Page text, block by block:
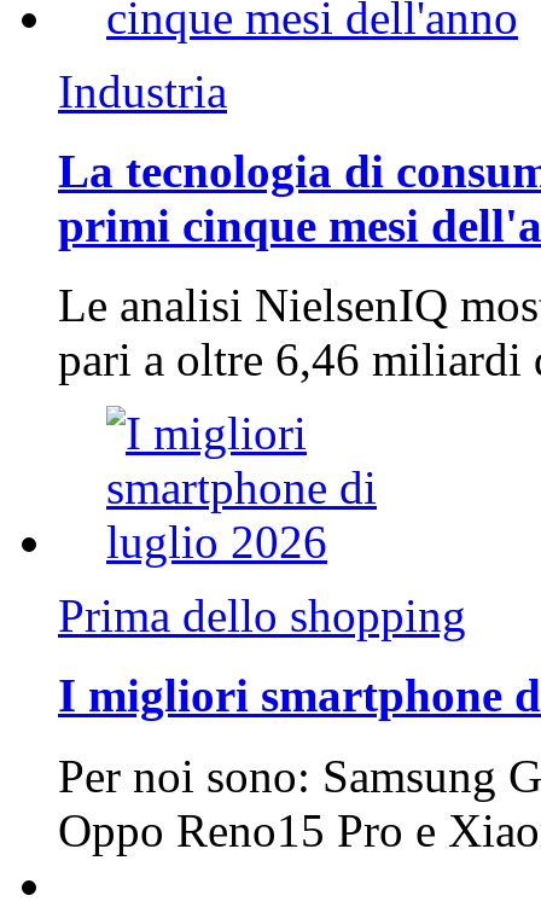
Industria
La tecnologia di
primi cinque mesi
Le analisi NielsenIQ
pari a oltre 6,46
Prima dello shopping
I migliori smartphone
Per noi sono: Samsung
Oppo Reno15 Pro e